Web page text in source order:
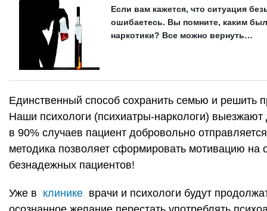
Если вам кажется, что ситуация
ошибаетесь. Вы помните, каким
наркотики? Все можно вернуть…
Единственный способ сохранить семью и решить
Наши психологи (психиатры-наркологи)
в 90% случаев пациент добровольно
методика позволяет сформировать мотивацию на
безнадежных пациентов!
Уже в клинике врачи и психологи будут